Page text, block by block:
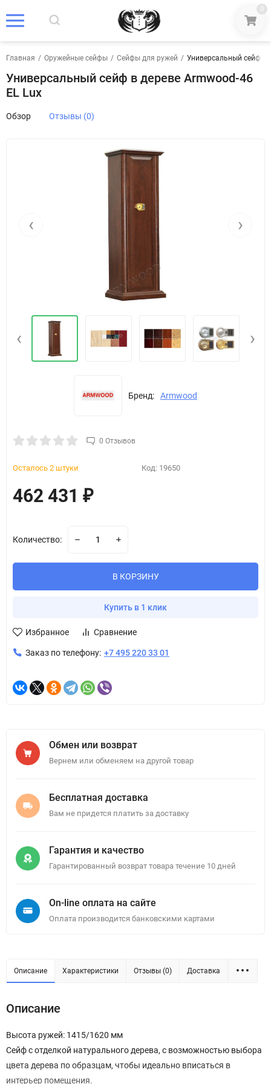
0
Главная / Оружейные сейфы / Сейфы для ружей / Универсальный сейф в
Универсальный сейф в дереве Armwood-46
EL Lux
Обзор Отзывы (0)
‹ ›
‹ ›
Бренд: Armwood
0 Отзывов
Осталось 2 штуки Код: 19650
462 431 ₽
Количество:
В КОРЗИНУ
Купить в 1 клик
Избранное Сравнение
Заказ по телефону: +7 495 220 33 01
Обмен или возврат
Вернем или обменяем на другой товар
Бесплатная доставка
Вам не придется платить за доставку
Гарантия и качество
Гарантированный возврат товара течение 10 дней
On-line оплата на сайте
Оплата производится банковскими картами
Описание Характеристики Отзывы (0) Доставка
Описание
Высота ружей: 1415/1620 мм
Сейф с отделкой натурального дерева, с возможностью выбора
цвета дерева по образцам, чтобы идеально вписаться в
интерьер помещения.